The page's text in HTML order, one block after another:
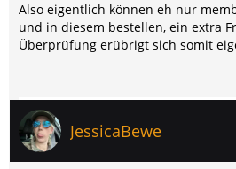
Also eigentlich können eh nur
und in diesem bestellen, ein extra
Überprüfung erübrigt sich somit
JessicaBewe